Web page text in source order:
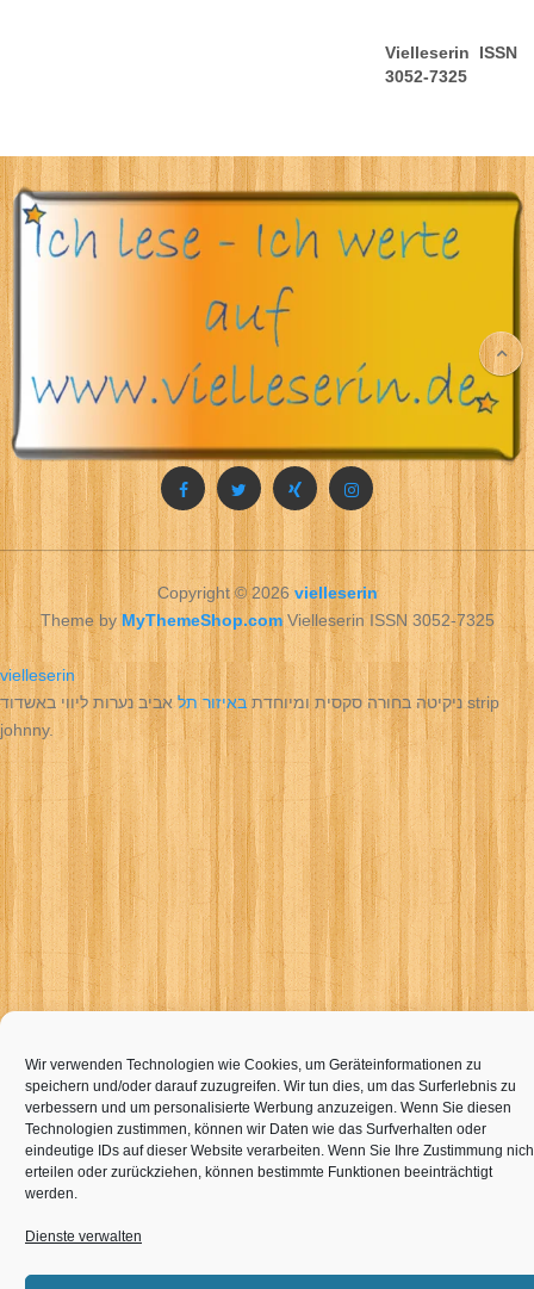
Vielleserin ISSN
3052-7325
Copyright © 2026vielleserin
Theme by MyThemeShop.comVielleserin ISSN 3052-7325
vielleserin
Wir verwenden Technologien wie Cookies, um Geräteinformationen zu
speichern und/oder darauf zuzugreifen. Wir tun dies, um das Surferlebnis zu
verbessern und um personalisierte Werbung anzuzeigen. Wenn Sie diesen
Technologien zustimmen, können wir Daten wie das Surfverhalten oder
eindeutige IDs auf dieser Website verarbeiten. Wenn Sie Ihre Zustimmung
erteilen oder zurückziehen, können bestimmte Funktionen beeinträchtigt
werden.
Dienste verwalten
ניקיטה בחורה סקסית ומיוחדתבאיזור תלאביב נערות ליווי באשדוד strip
johnny.